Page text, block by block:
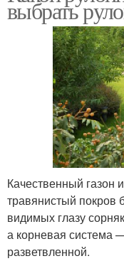
выбрать
Качественный газон
травянистый покров
видимых глазу
а корневая система
разветвленной.